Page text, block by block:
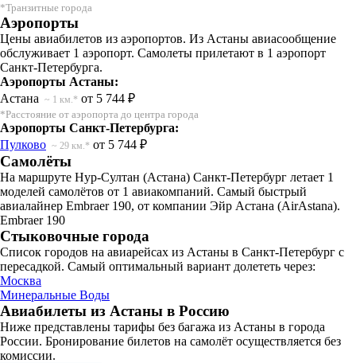
*Транзитные города
Аэропорты
Цены авиабилетов из аэропортов. Из Астаны авиасообщение
обслуживает 1 аэропорт. Самолеты прилетают в 1 аэропорт
Санкт-Петербурга.
Аэропорты Астаны:
Астана ~ 1 км.* от 5 744 ₽
*Расстояние от аэропорта до центра города
Аэропорты Санкт-Петербурга:
Пулково ~ 29 км.* от 5 744 ₽
Самолёты
На маршруте Нур-Султан (Астана) Санкт-Петербург летает 1
моделей самолётов от 1 авиакомпаний. Самый быстрый
авиалайнер Embraer 190, от компании Эйр Астана (AirAstana).
Embraer 190
Стыковочные города
Список городов на авиарейсах из Астаны в Санкт-Петербург с
пересадкой. Самый оптимальный вариант долететь через:
Москва
Минеральные Воды
Авиабилеты из Астаны в Россию
Ниже представлены тарифы без багажа из Астаны в города
России. Бронирование билетов на самолёт осуществляется без
комиссии.